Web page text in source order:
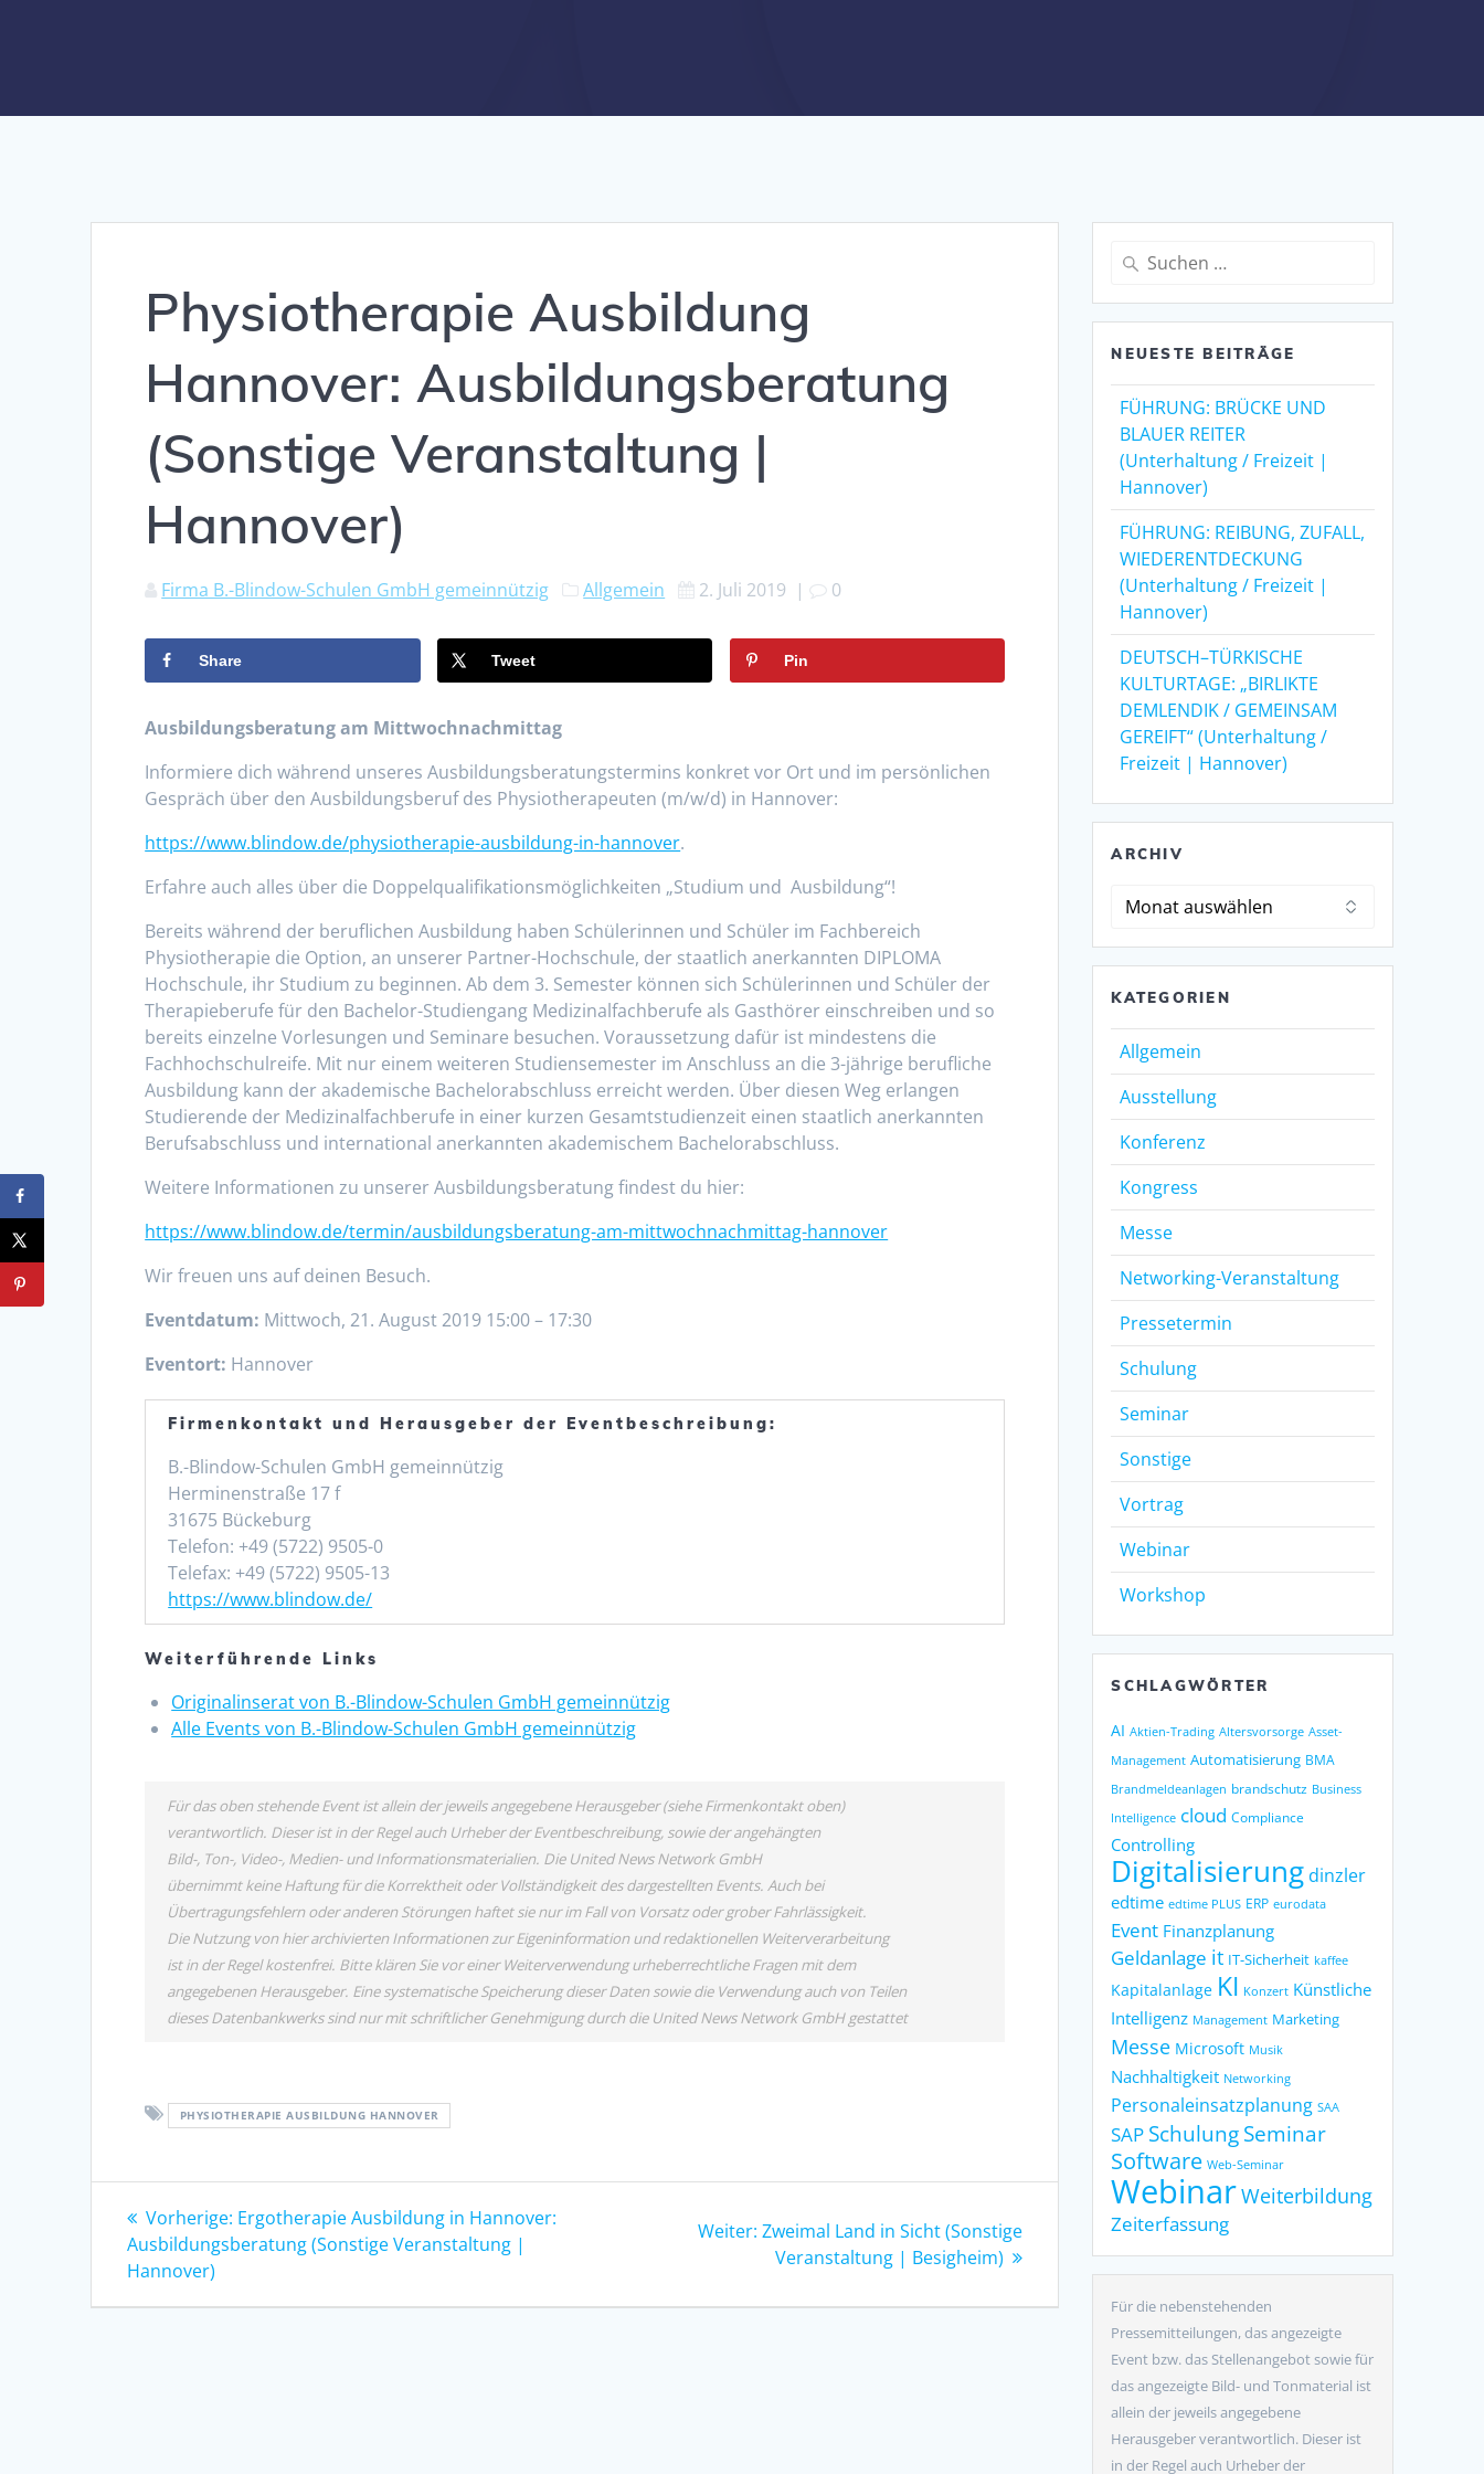
Physiotherapie Ausbildung
Hannover: Ausbildungsberatung
(Sonstige Veranstaltung |
Hannover)
Firma B.-Blindow-Schulen GmbH gemeinnützig Allgemein 2. Juli 2019 | 0
Share Tweet Pin
Ausbildungsberatung am Mittwochnachmittag
Informiere dich während unseres Ausbildungsberatungstermins konkret vor Ort und im persönlichen
Gespräch über den Ausbildungsberuf des Physiotherapeuten (m/w/d) in Hannover:
https://www.blindow.de/physiotherapie-ausbildung-in-hannover.
Erfahre auch alles über die Doppelqualifikationsmöglichkeiten „Studium und Ausbildung“!
Bereits während der beruflichen Ausbildung haben Schülerinnen und Schüler im Fachbereich
Physiotherapie die Option, an unserer Partner-Hochschule, der staatlich anerkannten DIPLOMA
Hochschule, ihr Studium zu beginnen. Ab dem 3. Semester können sich Schülerinnen und Schüler der
Therapieberufe für den Bachelor-Studiengang Medizinalfachberufe als Gasthörer einschreiben und so
bereits einzelne Vorlesungen und Seminare besuchen. Voraussetzung dafür ist mindestens die
Fachhochschulreife. Mit nur einem weiteren Studiensemester im Anschluss an die 3-jährige berufliche
Ausbildung kann der akademische Bachelorabschluss erreicht werden. Über diesen Weg erlangen
Studierende der Medizinalfachberufe in einer kurzen Gesamtstudienzeit einen staatlich anerkannten
Berufsabschluss und international anerkannten akademischem Bachelorabschluss.
Weitere Informationen zu unserer Ausbildungsberatung findest du hier:
https://www.blindow.de/termin/ausbildungsberatung-am-mittwochnachmittag-hannover
Wir freuen uns auf deinen Besuch.
Eventdatum: Mittwoch, 21. August 2019 15:00 – 17:30
Eventort: Hannover
Firmenkontakt und Herausgeber der Eventbeschreibung:
B.-Blindow-Schulen GmbH gemeinnützig
Herminenstraße 17 f
31675 Bückeburg
Telefon: +49 (5722) 9505-0
Telefax: +49 (5722) 9505-13
https://www.blindow.de/
Weiterführende Links
Originalinserat von B.-Blindow-Schulen GmbH gemeinnützig
Alle Events von B.-Blindow-Schulen GmbH gemeinnützig
Für das oben stehende Event ist allein der jeweils angegebene Herausgeber (siehe Firmenkontakt oben)
verantwortlich. Dieser ist in der Regel auch Urheber der Eventbeschreibung, sowie der angehängten
Bild-, Ton-, Video-, Medien- und Informationsmaterialien. Die United News Network GmbH
übernimmt keine Haftung für die Korrektheit oder Vollständigkeit des dargestellten Events. Auch bei
Übertragungsfehlern oder anderen Störungen haftet sie nur im Fall von Vorsatz oder grober Fahrlässigkeit.
Die Nutzung von hier archivierten Informationen zur Eigeninformation und redaktionellen Weiterverarbeitung
ist in der Regel kostenfrei. Bitte klären Sie vor einer Weiterverwendung urheberrechtliche Fragen mit dem
angegebenen Herausgeber. Eine systematische Speicherung dieser Daten sowie die Verwendung auch von Teilen
dieses Datenbankwerks sind nur mit schriftlicher Genehmigung durch die United News Network GmbH gestattet
PHYSIOTHERAPIE AUSBILDUNG HANNOVER
Beitragsnavigation
Vorherige: Vorheriger
Beitrag:
Ergotherapie Ausbildung in Hannover:
Ausbildungsberatung (Sonstige Veranstaltung |
Hannover)
Weiter: Nächster
Beitrag:
Zweimal Land in Sicht (Sonstige
Veranstaltung | Besigheim)
Suche
NEUESTE BEITRÄGE
FÜHRUNG: BRÜCKE UND
BLAUER REITER
(Unterhaltung / Freizeit |
Hannover)
FÜHRUNG: REIBUNG, ZUFALL,
WIEDERENTDECKUNG
(Unterhaltung / Freizeit |
Hannover)
DEUTSCH–TÜRKISCHE
KULTURTAGE: „BIRLIKTE
DEMLENDIK / GEMEINSAM
GEREIFT“ (Unterhaltung /
Freizeit | Hannover)
ARCHIV
Archiv
KATEGORIEN
Allgemein
Ausstellung
Konferenz
Kongress
Messe
Networking-Veranstaltung
Pressetermin
Schulung
Seminar
Sonstige
Vortrag
Webinar
Workshop
SCHLAGWÖRTER
AI Aktien-Trading Altersvorsorge Asset-
Management Automatisierung BMA
Brandmeldeanlagen brandschutz Business
Intelligence cloud Compliance
Controlling
Digitalisierungdinzler
edtime edtime PLUS ERP eurodata
Event Finanzplanung
Geldanlage it IT-Sicherheit kaffee
Kapitalanlage KI Konzert Künstliche
Intelligenz Management Marketing
Messe Microsoft Musik
Nachhaltigkeit Networking
Personaleinsatzplanung SAA
SAP SchulungSeminar
Software Web-Seminar
WebinarWeiterbildung
Zeiterfassung
Für die nebenstehenden
Pressemitteilungen, das angezeigte
Event bzw. das Stellenangebot sowie für
das angezeigte Bild- und Tonmaterial ist
allein der jeweils angegebene
Herausgeber verantwortlich. Dieser ist
in der Regel auch Urheber der